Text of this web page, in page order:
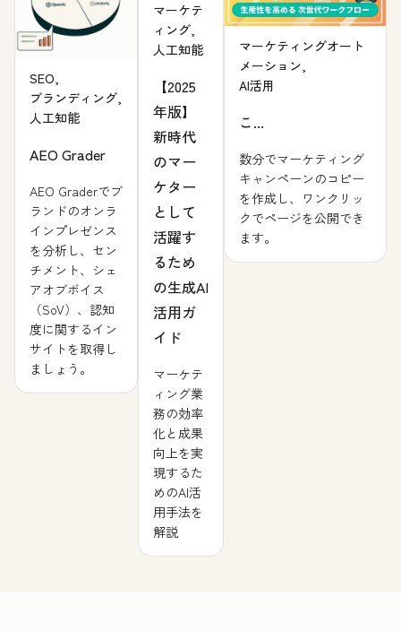
SEO,
ブランディング,
人工知能
AEO Grader
AEO Graderでブ
ランドのオンラ
インプレゼンス
を分析し、セン
チメント、シェ
アオブボイス
（SoV）、認知
度に関するイン
サイトを取得し
ましょう。
マーケテ
ィング,
人工知能
【2025
年版】
新時代
のマー
ケター
として
活躍す
るため
の生成AI
活用ガ
イド
マーケテ
ィング業
務の効率
化と成果
向上を実
現するた
めのAI活
用手法を
解説
マーケティングオート
メーション,
AI活用
こ...
数分でマーケティング
キャンペーンのコピー
を作成し、ワンクリッ
クでページを公開でき
ます。